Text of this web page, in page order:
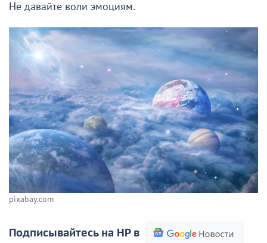
Не давайте воли эмоциям.
pixabay.com
Подписывайтесь на НР в